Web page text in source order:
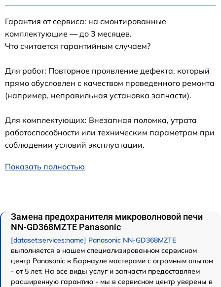
Гарантия от сервиса: на смонтированные
комплектующие — до 3 месяцев.
Что считается гарантийным случаем?
Для работ: Повторное проявление дефекта, который
прямо обусловлен с качеством проведенного ремонта
(например, неправильная установка запчасти).
Для комплектующих: Внезапная поломка, утрата
работоспособности или техническим параметрам при
соблюдении условий эксплуатации.
Показать полностью
Замена предохранителя микроволновой печи
NN-GD368MZTE Panasonic
[dataset:services:name] Panasonic NN-GD368MZTE
выполняется в нашем специализированном сервисном
центр Panasonic в Барнауле мастерами с огромным опытом
- от 5 лет. На все виды услуг и запчасти предоставляем
расширенную гарантию - мы в сервисном центр уверены в